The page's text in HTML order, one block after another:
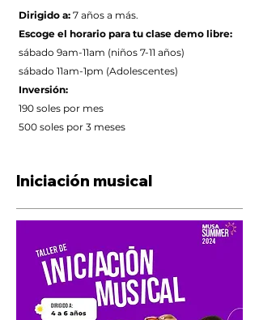
Dirigido a: 7 años a más.
Escoge el horario para tu clase demo libre:
sábado 9am-11am (niños 7-11 años)
sábado 11am-1pm (Adolescentes)
Inversión:
190 soles por mes
500 soles por 3 meses
Iniciación musical